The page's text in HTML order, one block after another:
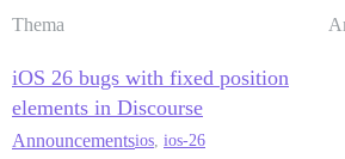
Thema
iOS 26 bugs with fixed position
elements in Discourse
Announcementsios, ios-26